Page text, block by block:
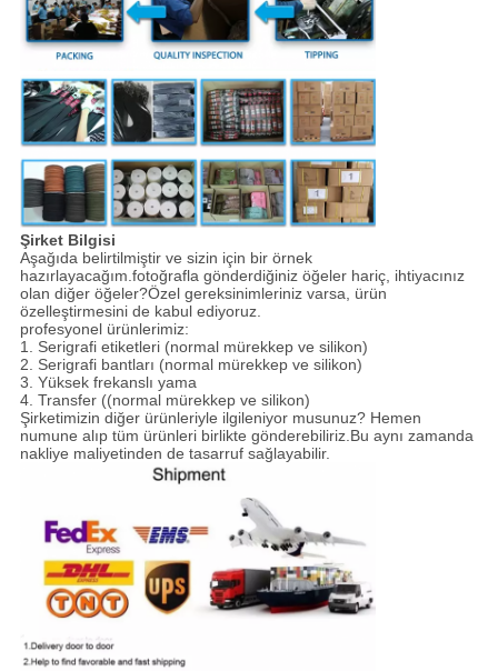
Şirket Bilgisi
Aşağıda belirtilmiştir ve sizin için bir örnek
hazırlayacağım.fotoğrafla gönderdiğiniz öğeler hariç, ihtiyacınız
olan diğer öğeler?Özel gereksinimleriniz varsa, ürün
özelleştirmesini de kabul ediyoruz.
profesyonel ürünlerimiz:
1. Serigrafi etiketleri (normal mürekkep ve silikon)
2. Serigrafi bantları (normal mürekkep ve silikon)
3. Yüksek frekanslı yama
4. Transfer ((normal mürekkep ve silikon)
Şirketimizin diğer ürünleriyle ilgileniyor musunuz? Hemen
numune alıp tüm ürünleri birlikte gönderebiliriz.Bu aynı zamanda
nakliye maliyetinden de tasarruf sağlayabilir.